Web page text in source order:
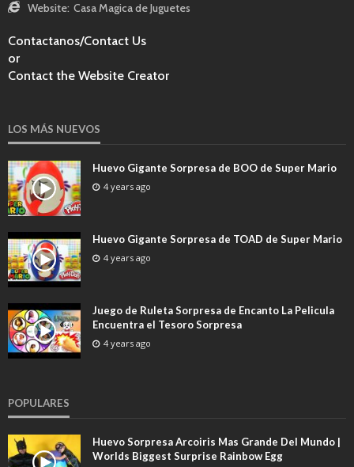
Website: Casa Magica de Juguetes
Contactanos/Contact Us
or
Contact the Website Creator
LOS MÁS NUEVOS
Huevo Gigante Sorpresa de BOO de Super Mario
4 years ago
Huevo Gigante Sorpresa de TOAD de Super Mario
4 years ago
Juego de Ruleta Sorpresa de Encanto La Pelicula
Encuentra el Tesoro Sorpresa
4 years ago
POPULARES
Huevo Sorpresa Arcoiris Mas Grande Del Mundo |
Worlds Biggest Surprise Rainbow Egg